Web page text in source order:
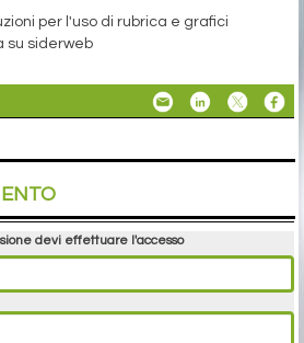
per l'uso di rubrica e grafici
su siderweb
devi effettuare l'accesso